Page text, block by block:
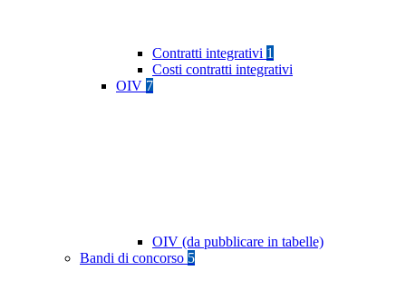
Contratti integrativi 1
Costi contratti integrativi
OIV 7
OIV (da pubblicare in tabelle)
Bandi di concorso 5